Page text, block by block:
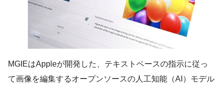
MGIEはAppleが開発した、テキストベースの指示に従っ
て画像を編集するオープンソースの人工知能（AI）モデル